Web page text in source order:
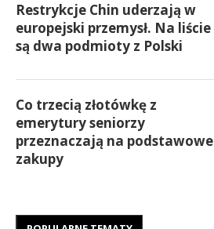
Restrykcje Chin uderzają w
europejski przemysł. Na liście
są dwa podmioty z Polski
Co trzecią złotówkę z
emerytury seniorzy
przeznaczają na podstawowe
zakupy